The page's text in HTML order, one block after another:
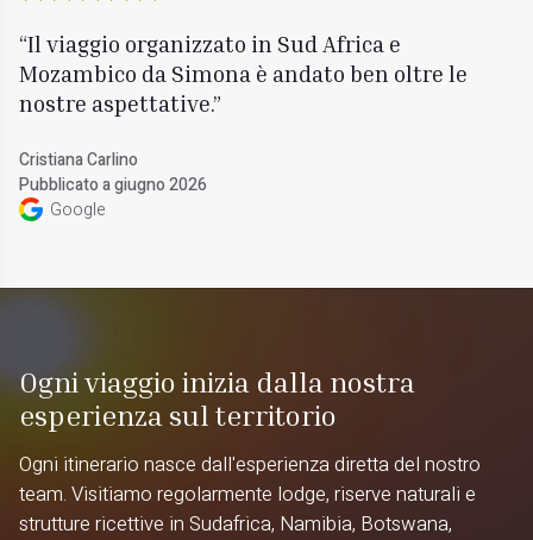
Il viaggio organizzato in Sud Africa e
Mozambico da Simona è andato ben oltre le
nostre aspettative.
Cristiana Carlino
Pubblicato a giugno 2026
Google
Ogni viaggio inizia dalla nostra
esperienza sul territorio
Ogni itinerario nasce dall'esperienza diretta del nostro
team. Visitiamo regolarmente lodge, riserve naturali e
strutture ricettive in Sudafrica, Namibia, Botswana,